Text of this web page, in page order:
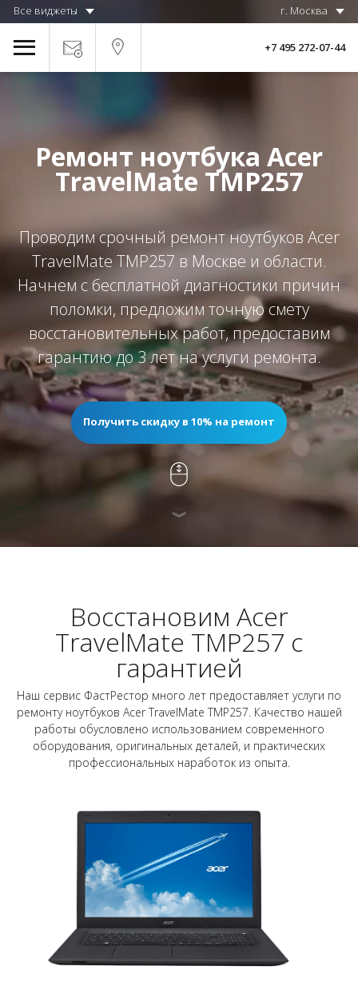
Все виджеты г. Москва
+7 495 272-07-44
Ремонт ноутбука Acer
TravelMate TMP257
Проводим срочный ремонт ноутбуков Acer
TravelMate TMP257 в Москве и области.
Начнем с бесплатной диагностики причин
поломки, предложим точную смету
восстановительных работ, предоставим
гарантию до 3 лет на услуги ремонта.
Получить скидку в 10% на ремонт
Восстановим Acer
TravelMate TMP257 с
гарантией
Наш сервис ФастРестор много лет предоставляет услуги по
ремонту ноутбуков Acer TravelMate TMP257. Качество нашей
работы обусловлено использованием современного
оборудования, оригинальных деталей, и практических
профессиональных наработок из опыта.